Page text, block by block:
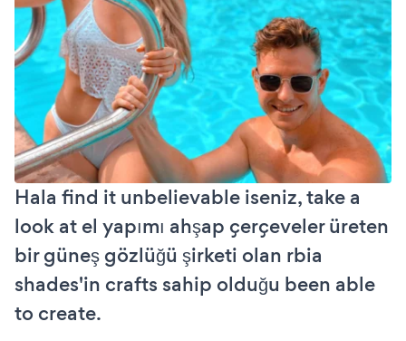
Hala find it unbelievable iseniz, take a
look at el yapımı ahşap çerçeveler üreten
bir güneş gözlüğü şirketi olan rbia
shades'in crafts sahip olduğu been able
to create.